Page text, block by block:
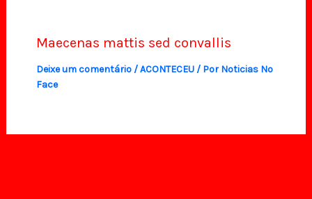
Maecenas mattis sed convallis
Deixe um comentário/ACONTECEU/ Por Noticias No
Face